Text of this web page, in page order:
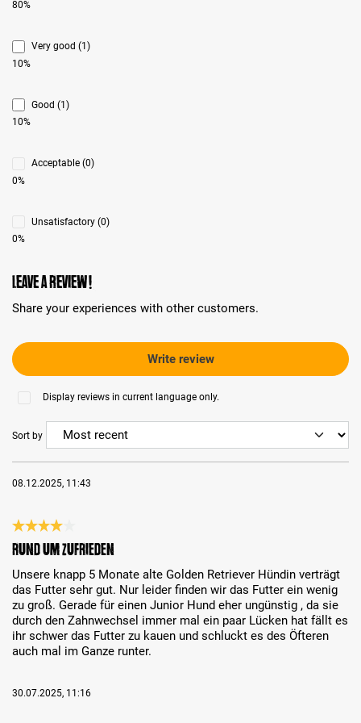
80%
Very good (1)
10%
Good (1)
10%
Acceptable (0)
0%
Unsatisfactory (0)
0%
Leave a review!
Share your experiences with other customers.
Write review
Display reviews in current language only.
Sort by
08.12.2025, 11:43
Review with rating of 4 out of 5 stars
Rund um zufrieden
Unsere knapp 5 Monate alte Golden Retriever Hündin verträgt
das Futter sehr gut. Nur leider finden wir das Futter ein wenig
zu groß. Gerade für einen Junior Hund eher ungünstig , da sie
durch den Zahnwechsel immer mal ein paar Lücken hat fällt es
ihr schwer das Futter zu kauen und schluckt es des Öfteren
auch mal im Ganze runter.
30.07.2025, 11:16